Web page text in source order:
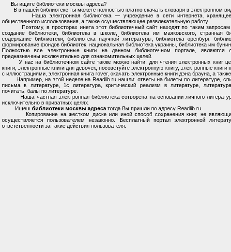
Вы ищите библиотеки москвы адреса?
В в нашей библиотеке ты можете полностью платно скачать словари в электронном
Наша электронная библиотека — учреждение в сети интернета, хранящее
общественного использования, а также осуществляющее развлекательную работу.
Поэтому, в просторах инета этот библиотечный сайт находят по таким запросам :
создание библиотеки, библиотека в школе, библиотека им маяковского, странная
содержание библиотеки, библиотека научной литературы, библиотека оренбург,
формирование фондов библиотек, национальная библиотека украины, библиотека им
Полностью все электронные книги на данном библиотечном портале, являются
предназначены исключительно для ознакомительных целей.
У нас на библиотечном сайте также можно найти: для чтения электронных книг
книги, электронные книги для девочек, посоветуйте электронную книгу, электронные книги
с иллюстрациями, электронная книга rover, скачать электронные книги дэна брауна, а
Например, на этой неделе на Readlib.ru нашли: ответы на билеты по литературе,
письма в литературе, 1с литература, критический реализм в литературе,
почитать, балы по литературе.
Наша частная электронная библиотека сотворена на основании личного
исключительно в приватных целях.
Ищеш библиотеки москвы адреса тогда Вы пришли по адресу Readlib.ru.
Копирование на жестком диске или иной способ сохранения книг, не
осуществляется пользователем незаконно. Бесплатный портал электронной
ответственности за такие действия пользователя.